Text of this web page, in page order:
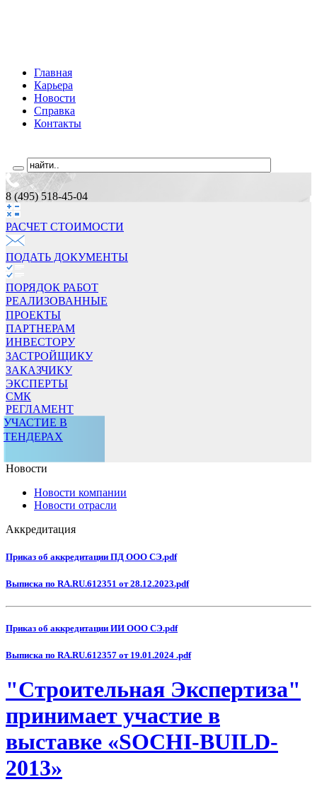
Главная
Карьера
Новости
Справка
Контакты
8 (495) 518-45-04
РАСЧЕТ СТОИМОCТИ
ПОДАТЬ ДОКУМЕНТЫ
ПОРЯДОК РАБОТ
РЕАЛИЗОВАННЫЕ
ПРОЕКТЫ
ПАРТНЕРАМ
ИНВЕСТОРУ
ЗАСТРОЙЩИКУ
ЗАКАЗЧИКУ
ЭКСПЕРТЫ
СМК
РЕГЛАМЕНТ
УЧАСТИЕ В
ТЕНДЕРАХ
Новости
Новости компании
Новости отрасли
Аккредитация
Приказ об аккредитации ПД ООО СЭ.pdf
Выписка по RA.RU.612351 от 28.12.2023.pdf
Приказ об аккредитации ИИ ООО СЭ.pdf
Выписка по RA.RU.612357 от 19.01.2024 .pdf
"Строительная Экспертиза"
принимает участие в
выставке «SOCHI-BUILD-
2013»